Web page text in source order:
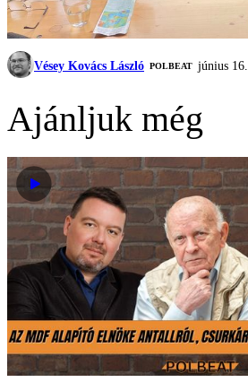
Vésey Kovács László ‎POLBEAT június 16.
Ajánljuk még